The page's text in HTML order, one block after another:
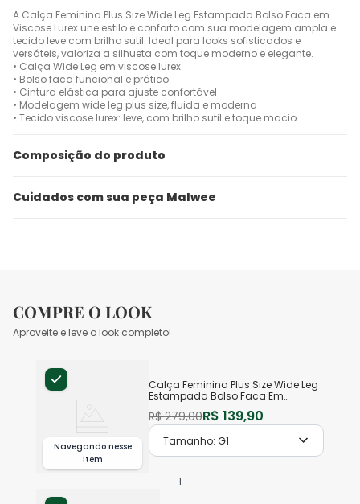
A Calça Feminina Plus Size Wide Leg Estampada Bolso Faca em
Viscose Lurex une estilo e conforto com sua modelagem ampla e
tecido leve com brilho sutil. Ideal para looks sofisticados e
versáteis, valoriza a silhueta com toque moderno e elegante.
• Calça Wide Leg em viscose lurex
• Bolso faca funcional e prático
• Cintura elástica para ajuste confortável
• Modelagem wide leg plus size, fluida e moderna
• Tecido viscose lurex: leve, com brilho sutil e toque macio
Composição do produto
Cuidados com sua peça Malwee
COMPRE O LOOK
Aproveite e leve o look completo!
Navegando nesse
item
Calça Feminina Plus Size Wide Leg
Estampada Bolso Faca Em
R$ 279,00R$ 139,90
Tamanho:G1
+